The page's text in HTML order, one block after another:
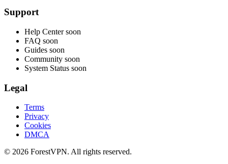
Support
Help Center soon
FAQ soon
Guides soon
Community soon
System Status soon
Legal
Terms
Privacy
Cookies
DMCA
© 2026 ForestVPN. All rights reserved.